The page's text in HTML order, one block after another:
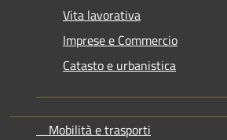
Vita lavorativa
Imprese e Commercio
Catasto e urbanistica
Mobilità e trasporti